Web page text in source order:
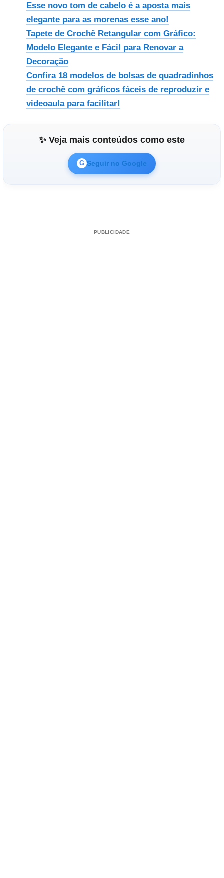
Esse novo tom de cabelo é a aposta mais
elegante para as morenas esse ano!
Tapete de Crochê Retangular com Gráfico:
Modelo Elegante e Fácil para Renovar a
Decoração
Confira 18 modelos de bolsas de quadradinhos
de crochê com gráficos fáceis de reproduzir e
videoaula para facilitar!
✨ Veja mais conteúdos como este
G Seguir no Google
PUBLICIDADE